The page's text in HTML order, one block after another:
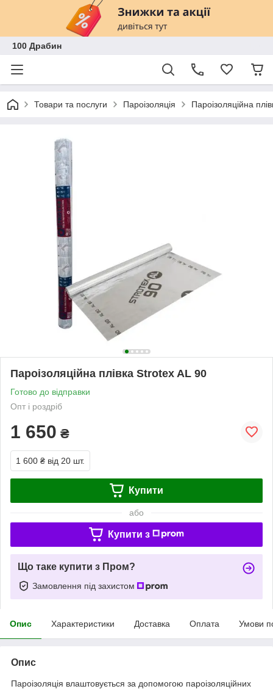
100 Драбин
Товари та послуги Пароізоляція Пароізоляційна
Пароізоляційна плівка Strotex AL 90
Готово до відправки
Опт і роздріб
1 650 ₴
1 600 ₴ від 20 шт.
Купити
або
Купити з
Що таке купити з Пром?
Замовлення під захистом
Опис Характеристики Доставка Оплата Умови
Опис
Пароізоляція влаштовується за допомогою пароізоляційних